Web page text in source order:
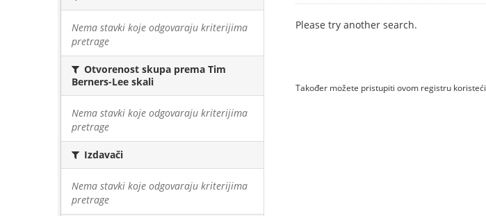
Nema stavki koje odgovaraju kriterijima
pretrage
Otvorenost skupa prema Tim
Berners-Lee skali
Nema stavki koje odgovaraju kriterijima
pretrage
Izdavači
Nema stavki koje odgovaraju kriterijima
pretrage
Please try another search.
Također možete pristupiti ovom registru koristeći